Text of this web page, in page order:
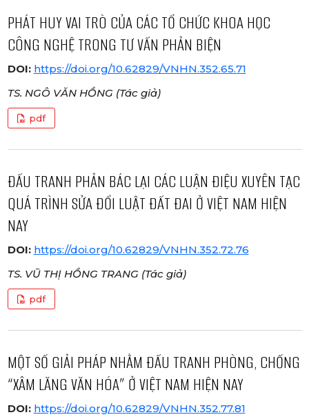
PHÁT HUY VAI TRÒ CỦA CÁC TỔ CHỨC KHOA HỌC
CÔNG NGHỆ TRONG TƯ VẤN PHẢN BIỆN
DOI: https://doi.org/10.62829/VNHN.352.65.71
TS. NGÔ VĂN HỒNG (Tác giả)
pdf
ĐẤU TRANH PHẢN BÁC LẠI CÁC LUẬN ĐIỆU XUYÊN TẠC
QUÁ TRÌNH SỬA ĐỔI LUẬT ĐẤT ĐAI Ở VIỆT NAM HIỆN
NAY
DOI: https://doi.org/10.62829/VNHN.352.72.76
TS. VŨ THỊ HỒNG TRANG (Tác giả)
pdf
MỘT SỐ GIẢI PHÁP NHẰM ĐẤU TRANH PHÒNG, CHỐNG
“XÂM LĂNG VĂN HÓA” Ở VIỆT NAM HIỆN NAY
DOI: https://doi.org/10.62829/VNHN.352.77.81